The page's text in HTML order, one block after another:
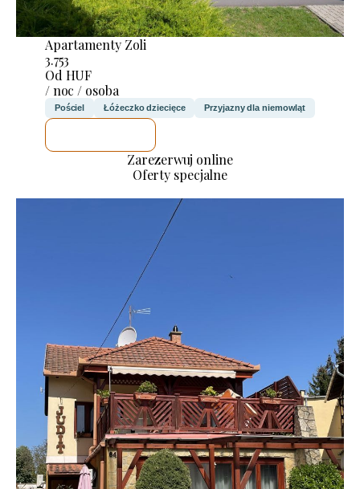
Apartamenty Zoli
3.753
Od HUF
/ noc / osoba
Pościel Łóżeczko dziecięce Przyjazny dla niemowląt
Zarezerwuj online
Oferty specjalne